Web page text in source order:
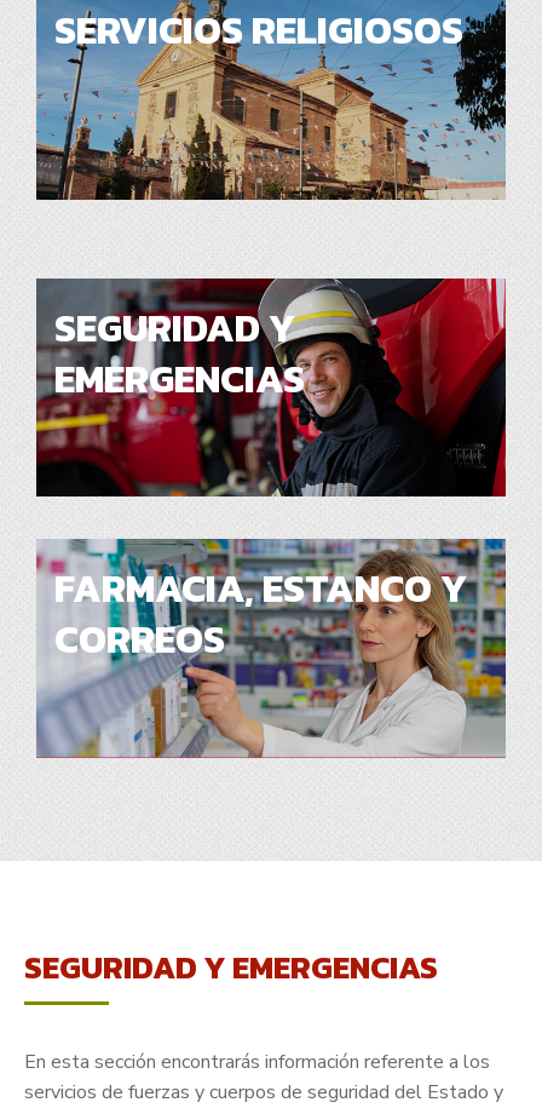
SERVICIOS RELIGIOSOS
SEGURIDAD Y
EMERGENCIAS
FARMACIA, ESTANCO Y
CORREOS
SEGURIDAD Y EMERGENCIAS
En esta sección encontrarás información referente a los
servicios de fuerzas y cuerpos de seguridad del Estado y